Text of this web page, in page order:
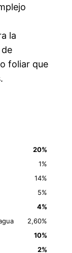
la
foliar que
20%
1%
14%
5%
4%
2,60%
10%
2%